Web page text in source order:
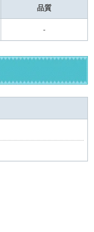
品質
-